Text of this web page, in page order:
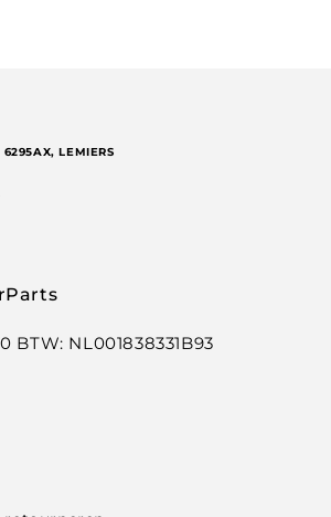
6295AX, LEMIERS
BTW: NL001838331B93